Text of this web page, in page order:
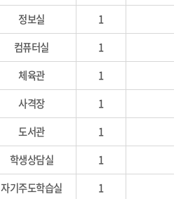
정보실
1
컴퓨터실
1
체육관
1
사격장
1
도서관
1
학생상담실
1
자기주도학습실
1